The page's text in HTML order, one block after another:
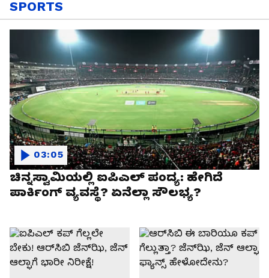
SPORTS
ಚಿನ್ನಸ್ವಾಮಿಯಲ್ಲಿ ಐಪಿಎಲ್‌ ಪಂದ್ಯ: ಹೇಗಿದೆ
ಪಾರ್ಕಿಂಗ್ ವ್ಯವಸ್ಥೆ? ಏನೆಲ್ಲಾ ಸೌಲಭ್ಯ?
03:05